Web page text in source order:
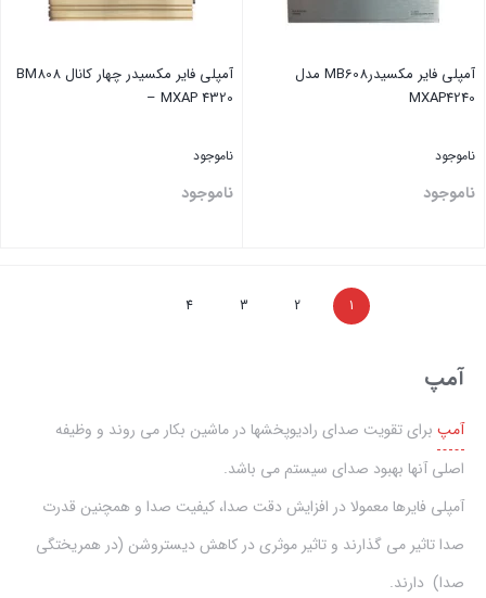
آمپلی فایر مکسیدرMB608 مدل
MXAP4240
ناموجود
ناموجود
آمپلی فایر مکسیدر چهار کانال BM808
– MXAP 4320
ناموجود
ناموجود
1
2
3
4
آمپ
آمپ برای تقویت صدای رادیوپخشها در ماشین بکار می روند و وظیفه
اصلی آنها بهبود صدای سیستم می باشد.
آمپلی فایرها معمولا در افزایش دقت صدا، کیفیت صدا و همچنین قدرت
صدا تاثیر می گذارند و تاثیر موثری در کاهش دیستروشن (در همریختگی
صدا) دارند.